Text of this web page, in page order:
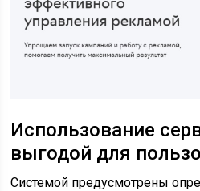
Использование
выгодой для
Системой предусмотрены